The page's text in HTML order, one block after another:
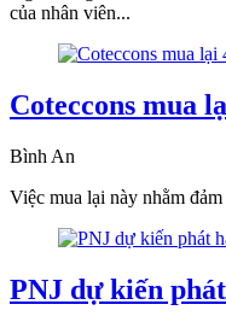
của nhân viên...
Coteccons mua
Bình An
Việc mua lại này nhằm
PNJ dự kiến